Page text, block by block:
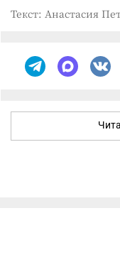
Текст: Анастасия